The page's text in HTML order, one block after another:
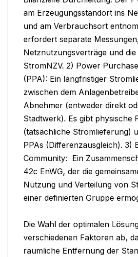
am Erzeugungsstandort ins
und am Verbrauchsort
erfordert separate
Netznutzungsverträge und
StromNZV. 2) Power
(PPA): Ein langfristiger
zwischen dem
Abnehmer (entweder direkt
Stadtwerk). Es gibt physische
(tatsächliche Stromlieferung)
PPAs (Differenzausgleich). 3)
Community:  Ein
42c EnWG, der die
Nutzung und Verteilung von
einer definierten Gruppe
Die Wahl der optimalen
verschiedenen Faktoren ab,
räumliche Entfernung der